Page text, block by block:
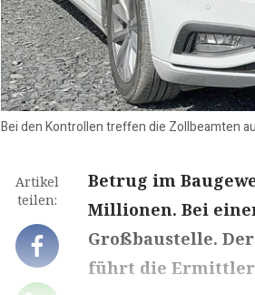
Bei den Kontrollen treffen die Zollbeamten
Artikel
teilen:
Betrug im
Millionen. Bei
Großbaustelle.
führt die Ermittler